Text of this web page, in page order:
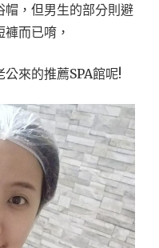
帽，但男生的部分則避
而已唷，
來的推薦SPA館呢!